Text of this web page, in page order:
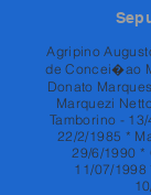
Agripino
de Concei�ao
Donato
Marquezi
Tamborino -
22/2/1985 *
29/6/1990 *
11/07/1998